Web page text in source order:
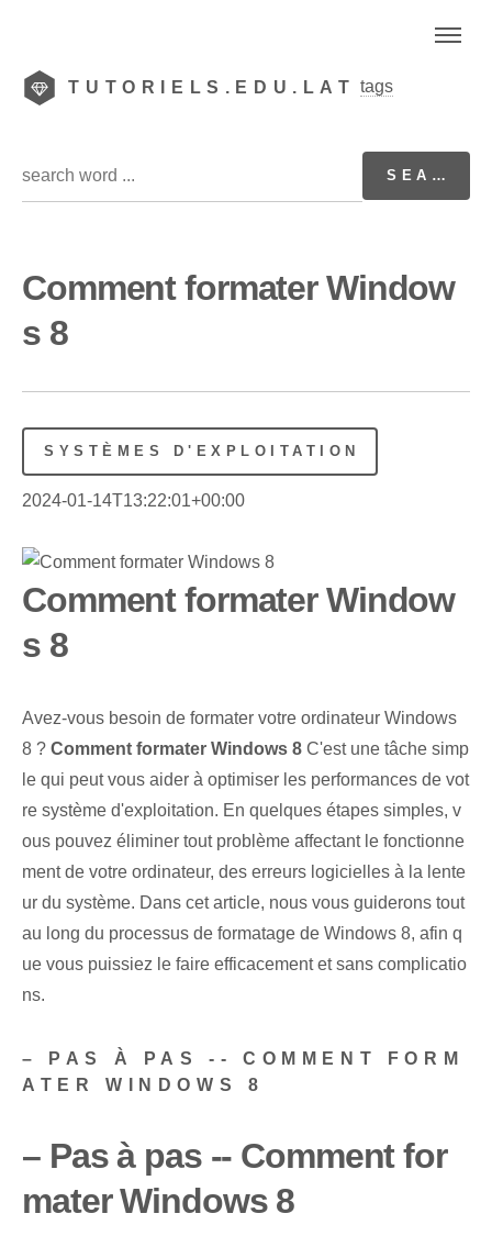
TUTORIELS.EDU.LAT tags
Comment formater Window
s 8
SYSTÈMES D'EXPLOITATION
2024-01-14T13:22:01+00:00
Comment formater Window
s 8
Avez-vous besoin de formater votre ordinateur Windows
8 ? Comment formater Windows 8 C'est une tâche simp
le qui peut vous aider à optimiser les performances de vot
re système d'exploitation. En quelques étapes simples, v
ous pouvez éliminer tout problème affectant le fonctionne
ment de votre ordinateur, des erreurs logicielles à la lente
ur du système. Dans cet article, nous vous guiderons tout
au long du processus de formatage de Windows 8, afin q
ue vous puissiez le faire efficacement et sans complicatio
ns.
– PAS À PAS -- COMMENT FORM
ATER WINDOWS 8
– Pas à pas -- Comment for
mater Windows 8